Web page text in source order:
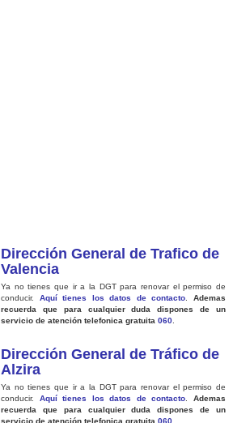
Dirección General de Trafico de
Valencia
Ya no tienes que ir a la DGT para renovar el permiso de
conducir. Aquí tienes los datos de contacto .Ademas
recuerda que para cualquier duda dispones de un
servicio de atención telefonica gratuita 060
Dirección General de Tráfico de
Alzira
Ya no tienes que ir a la DGT para renovar el permiso de
conducir. Aquí tienes los datos de contacto .Ademas
recuerda que para cualquier duda dispones de un
servicio de atención telefonica gratuita 060